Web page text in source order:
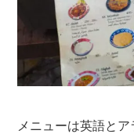
メニューは英語とア